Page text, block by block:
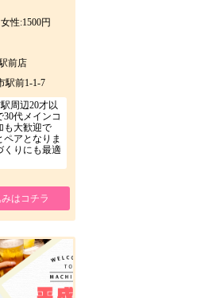
性:1500円
前店
駅前1-1-7
周辺20才以
代メインコ
も大歓迎で
アとなりま
くりにも最適
はコチラ